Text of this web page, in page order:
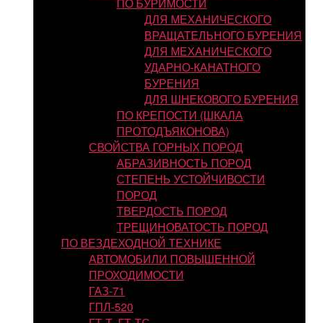
ДЛЯ МЕХАНИЧЕСКОГО
ВРАЩАТЕЛЬНОГО БУРЕНИЯ
ДЛЯ МЕХАНИЧЕСКОГО
УДАРНО-КАНАТНОГО
БУРЕНИЯ
ДЛЯ ШНЕКОВОГО БУРЕНИЯ
ПО КРЕПОСТИ (ШКАЛА
ПРОТОДЪЯКОНОВА)
СВОЙСТВА ГОРНЫХ ПОРОД
АБРАЗИВНОСТЬ ПОРОД
СТЕПЕНЬ УСТОЙЧИВОСТИ
ПОРОД
ТВЕРДОСТЬ ПОРОД
ТРЕЩИНОВАТОСТЬ ПОРОД
ПО ВЕЗДЕХОДНОЙ ТЕХНИКЕ
АВТОМОБИЛИ ПОВЫШЕННОЙ
ПРОХОДИМОСТИ
ГАЗ-71
ГПЛ-520